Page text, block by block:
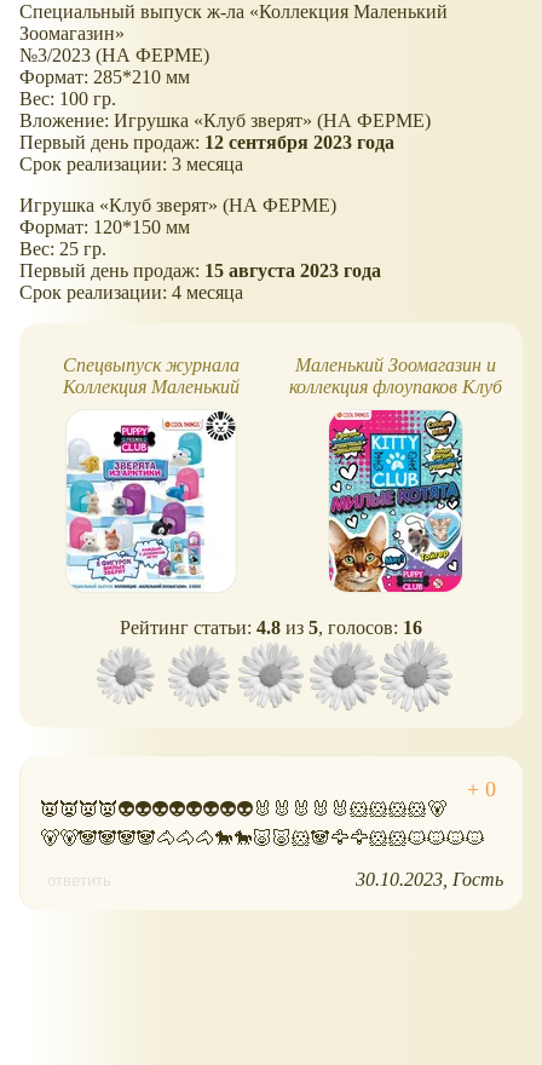
Специальный выпуск ж-ла
Коллекция Маленький
Зоомагазин
№3/2023 (НА ФЕРМЕ)
Формат: 285*210 мм
Вес: 100 гр.
Вложение: Игрушка
Клуб зверят
(НА ФЕРМЕ)
Первый день продаж: 12 сентября 2023 года
Срок реализации: 3 месяца
Игрушка
Клуб зверят
(НА ФЕРМЕ)
Формат: 120*150 мм
Вес: 25 гр.
Первый день продаж: 15 августа 2023 года
Срок реализации: 4 месяца
Спецвыпуск журнала
Коллекция Маленький
Зоомагазин. Зверята из
Арктики
Маленький Зоомагазин и
коллекция флоупаков Клуб
зверят (Милые котята)
Рейтинг статьи: 4.8 из 5, голосов: 16
👿👿👿👿👽👽👽👽👽👽👽👽🐰🐰🐰🐰🐰🐹🐹🐹🐹🐻
🐻🐻🐼🐼🐼🐼🐴🐴🐴🐎🐎🐷🐷🐹🐼🦅🦅🐹🐹🐱🐱🐱🐱
ответить 30.10.2023 Гость